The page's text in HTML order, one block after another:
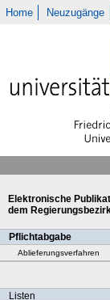
Home Neuzugänge
Elektronische
dem
Pflichtabgabe
Ablieferungsverfahren
Listen